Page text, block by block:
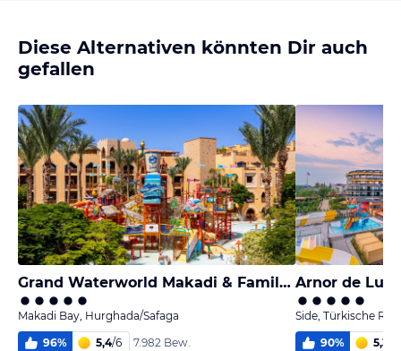
Diese Alternativen könnten Dir auch
gefallen
Grand Waterworld Makadi & Family Star Makadi
Makadi Bay, Hurghada/Safaga
96% 5,4/6
7.982 Bew.
Arnor de
Side, Türkische
90% 5,3